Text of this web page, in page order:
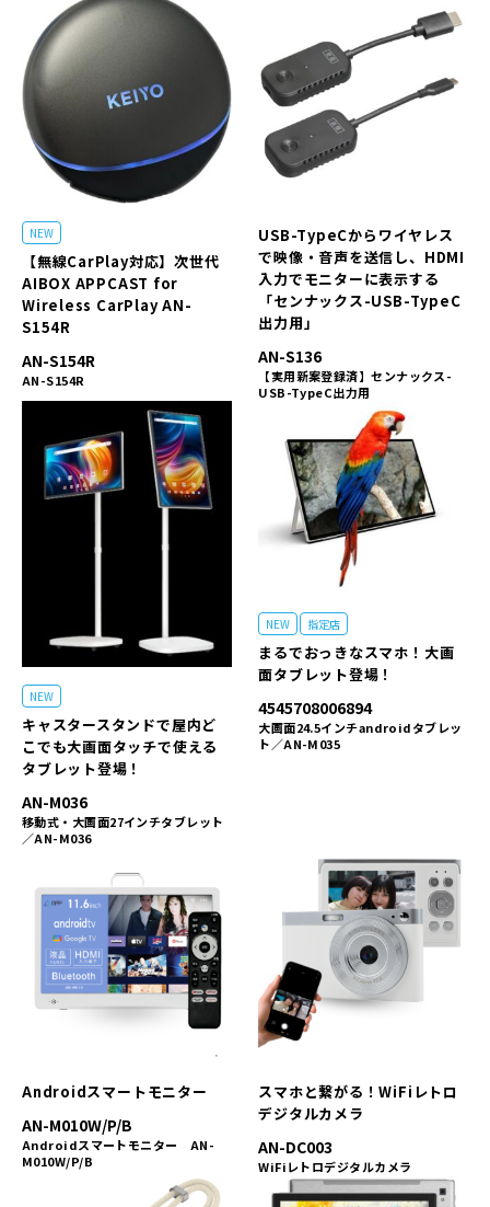
NEW
【無線CarPlay対応】次世代
AIBOX APPCAST for
Wireless CarPlay AN-
S154R
AN-S154R
AN-S154R
USB-TypeCからワイヤレス
で映像・音声を送信し、HDMI
入力でモニターに表示する
「センナックス-USB-TypeC
出力用」
AN-S136
【実用新案登録済】センナックス-
USB-TypeC出力用
NEW
キャスタースタンドで屋内ど
こでも大画面タッチで使える
タブレット登場！
AN-M036
移動式・大画面27インチタブレット
／AN-M036
NEW 指定店
まるでおっきなスマホ！大画
面タブレット登場！
4545708006894
大画面24.5インチandroidタブレッ
ト／AN-M035
Androidスマートモニター
AN-M010W/P/B
Androidスマートモニター AN-
M010W/P/B
スマホと繋がる！WiFiレトロ
デジタルカメラ
AN-DC003
WiFiレトロデジタルカメラ